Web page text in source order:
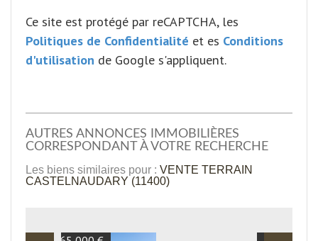
Ce site est protégé par reCAPTCHA, les
Politiques de Confidentialité et es Conditions
d'utilisation de Google s'appliquent.
AUTRES ANNONCES IMMOBILIÈRES
CORRESPONDANT À VOTRE RECHERCHE
Les biens similaires pour : VENTE TERRAIN
CASTELNAUDARY (11400)